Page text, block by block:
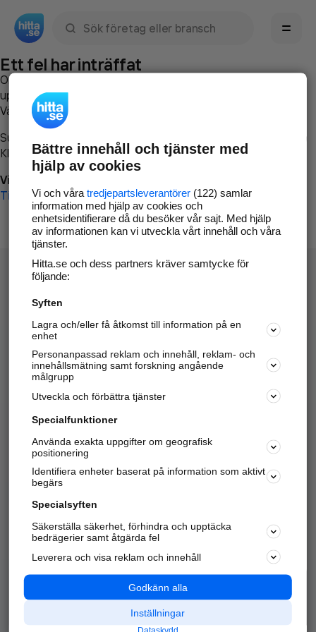
Ett fel har inträffat
Om du vill kan du
uppstod så att vi lättare och snabbare kan avhjälpa det.
Vänligen försök med följande:
Surfa till
Klicka påTillbaka-knappen i webbläsaren och försök igen
Vi beklagar besväret!
Till startsidan
Hitta.se - Gratis nummerupplysning.
Sök företag, personer och platser.
Hitta telefonnummer, adresser, företagsinfo mm.
Marknadsför företaget
Kom igång och annonsera mot
samarbetspartners nära dig.
Alla kategorier
Populära sökningar
API & Kartor
Annonsera
Integritet
Nödnummer
Bättre innehåll och tjänster med
hjälp av cookies
Vi och våra tredjepartsleverantörer(122) samlar
information med hjälp av cookies och
enhetsidentifierare då du besöker vår sajt. Med hjälp
av informationen kan vi utveckla vårt innehåll och våra
tjänster.
Hitta.se och dess partners kräver samtycke för
följande:
Syften
Lagra och/eller få åtkomst till information på en
enhet
Personanpassad reklam och innehåll, reklam- och
innehållsmätning samt forskning angående
målgrupp
Utveckla och förbättra tjänster
Specialfunktioner
Använda exakta uppgifter om geografisk
positionering
Identifiera enheter baserat på information som aktivt
begärs
Specialsyften
Säkerställa säkerhet, förhindra och upptäcka
bedrägerier samt åtgärda fel
Leverera och visa reklam och innehåll
Godkänn alla
Inställningar
Dataskydd